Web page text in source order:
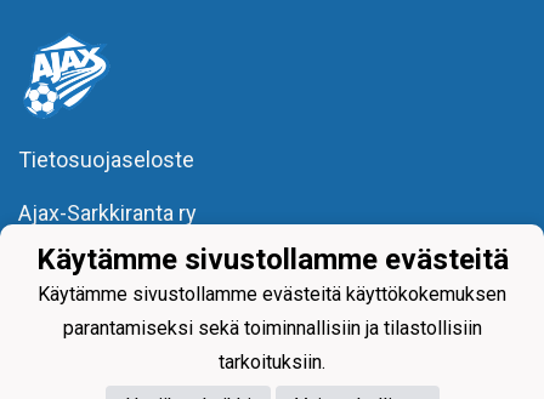
Tietosuojaseloste
Ajax-Sarkkiranta ry
Kurikkahaantie 7, 90440 Kempele
p. 050 3219980
toimisto(at)ajaxsarkkiranta.fi
- REILU PELI, REILU KAVERI -
Käytämme sivustollamme evästeitä
Käytämme sivustollamme evästeitä käyttökokemuksen
parantamiseksi sekä toiminnallisiin ja tilastollisiin
tarkoituksiin.